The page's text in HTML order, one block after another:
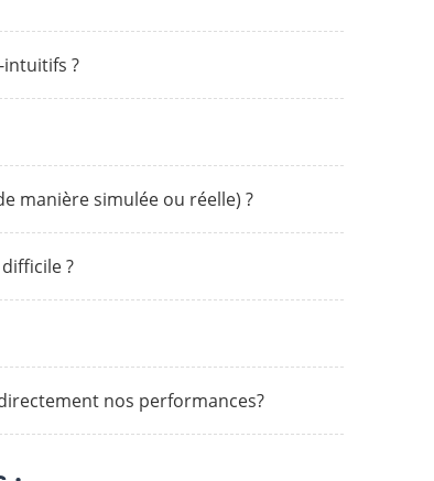
?
manière simulée ou réelle) ?
?
nos performances?